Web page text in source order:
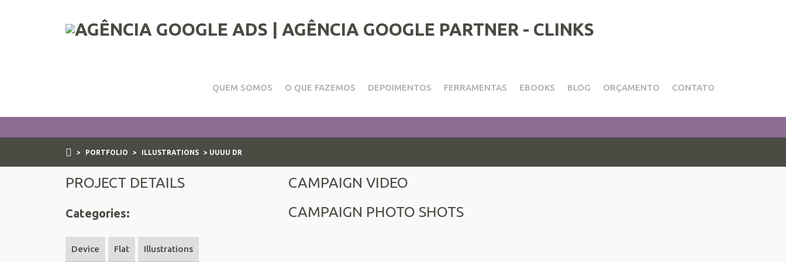
QUEM SOMOS O QUE FAZEMOS DEPOIMENTOS FERRAMENTAS EBOOKS BLOG ORÇAMENTO CONTATO
> PORTFOLIO > ILLUSTRATIONS > UUUU DR
PROJECT DETAILS
Categories:
Device Flat Illustrations
CAMPAIGN VIDEO
CAMPAIGN PHOTO SHOTS